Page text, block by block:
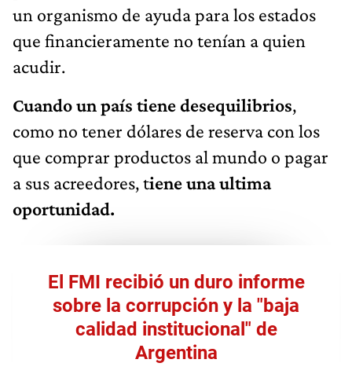
un organismo de ayuda para los estados
que financieramente no tenían a quien
acudir.
Cuando un país tiene desequilibrios,
como no tener dólares de reserva con los
que comprar productos al mundo o pagar
a sus acreedores, tiene una ultima
oportunidad.
El FMI recibió un duro informe
sobre la corrupción y la "baja
calidad institucional" de
Argentina